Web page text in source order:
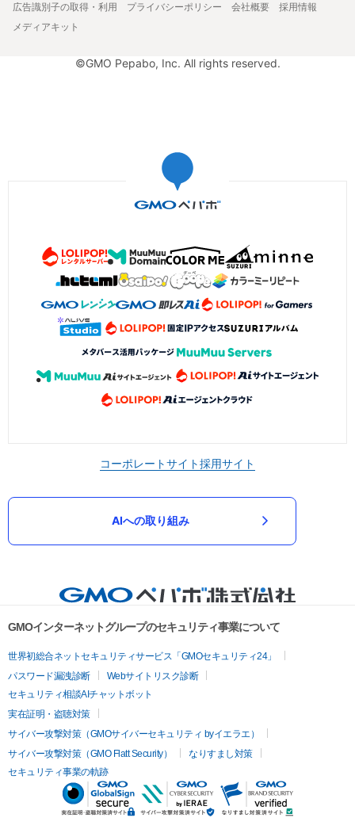
広告識別子の取得・利用
プライバシーポリシー 会社概要
採用情報
メディアキット
©GMO Pepabo, Inc. All rights reserved.
コーポレートサイト採用サイト
AIへの取り組み
GMOインターネットグループのセキュリティ事業について
世界初総合ネットセキュリティサービス「GMOセキュリティ24」
パスワード漏洩診断
Webサイトリスク診断
セキュリティ相談AIチャットボット
実在証明・盗聴対策
サイバー攻撃対策（GMOサイバーセキュリティ byイエラエ）
サイバー攻撃対策（GMO Flatt Security）
なりすまし対策
セキュリティ事業の軌跡